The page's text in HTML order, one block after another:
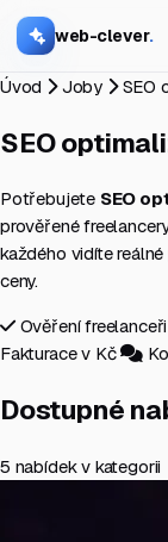
web-clever.
Úvod Joby SEO
SEO
Potřebujete SEO
prověřené
každého vidíte
ceny.
Ověření
Fakturace v Kč
Dostupné
5 nabídek v kategorii